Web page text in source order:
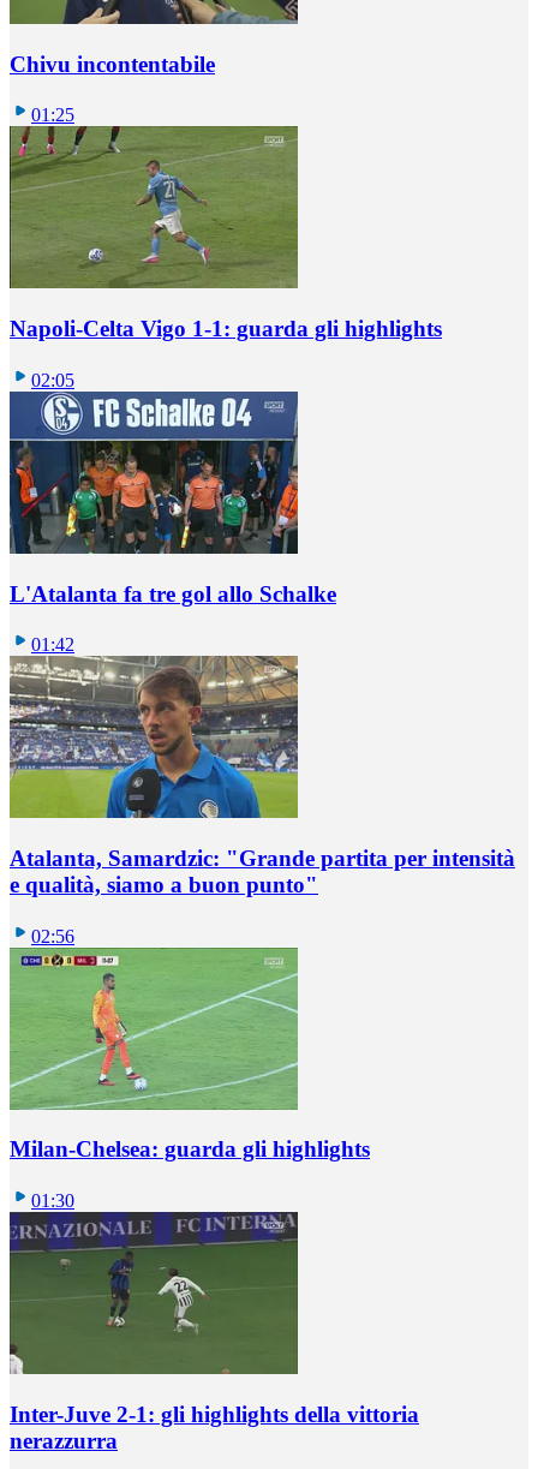
Chivu incontentabile
01:25
Napoli-Celta Vigo 1-1: guarda gli highlights
02:05
L'Atalanta fa tre gol allo Schalke
01:42
Atalanta, Samardzic: "Grande partita per intensità
e qualità, siamo a buon punto"
02:56
Milan-Chelsea: guarda gli highlights
01:30
Inter-Juve 2-1: gli highlights della vittoria
nerazzurra